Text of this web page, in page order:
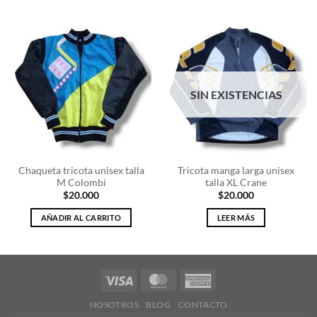
Chaqueta tricota unisex talla
M Colombi
$20.000
AÑADIR AL CARRITO
SIN EXISTENCIAS
Tricota manga larga unisex
talla XL Crane
$20.000
LEER MÁS
Visa MasterCard
NOSOTROS BLOG CONTACTO